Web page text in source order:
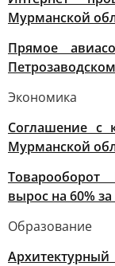
Мурманской
Прямое
Экономика
Соглашение с
Мурманской
вырос на 60% за
Образование